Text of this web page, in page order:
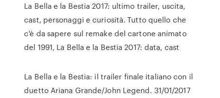
La Bella e la Bestia 2017: ultimo trailer, uscita,
cast, personaggi e curiosità. Tutto quello che
c'è da sapere sul remake del cartone animato
del 1991, La Bella e la Bestia 2017: data, cast
La Bella e la Bestia: il trailer finale italiano con il
duetto Ariana Grande/John Legend. 31/01/2017